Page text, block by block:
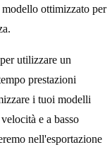
ottimizzato per
utilizzare un
prestazioni
i tuoi modelli
e a basso
nell'esportazione